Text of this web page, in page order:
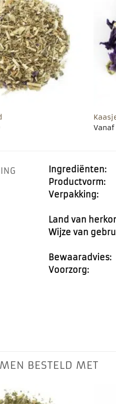
Toevoegen
aan
favorieten
Ingrediënten:
Productvorm:
Verpakking:
Land van
Wijze van
Bewaaradvies:
Voorzorg:
BESTELD MET